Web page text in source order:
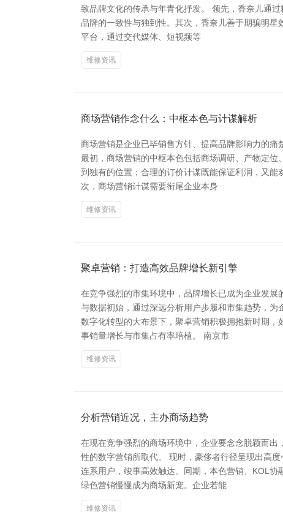
致品牌文化的传承与年青化抒发。 领先，香奈儿通
品牌的一致性与独到性。其次，香奈儿善于期骗明
平台，通过交代媒体、短视频等
维修资讯
商场营销作念什么：中枢本色与计谋解析
商场营销是企业已毕销售方针、提高品牌影响力的痛
最初，商场营销的中枢本色包括商场调研、产物定
到独有的位置；合理的订价计谋既能保证利润，又
次，商场营销计谋需要衔尾企业本身
维修资讯
聚卓营销：打造高效品牌增长新引擎
在竞争强烈的市集环境中，品牌增长已成为企业发
与数据初始，通过深远分析用户步履和市集趋势，
数字化转型的大布景下，聚卓营销积极拥抱新时期
事销量增长与市集占有率培植。 南京市
维修资讯
分析营销近况，主办商场趋势
在现在竞争强烈的商场环境中，企业要念念脱颖而
性的数字营销所取代。 现时，豪侈者行径呈现出高
连系用户，竣事高效触达。同期，本色营销、KOL
绿色营销慢慢成为商场新宠。企业若能
维修资讯